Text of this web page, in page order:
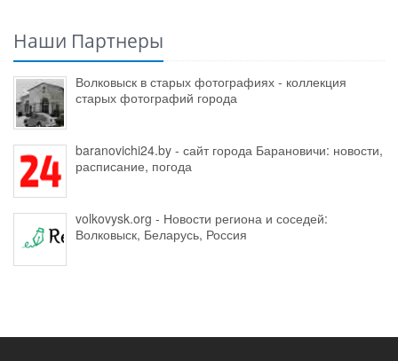
Наши Партнеры
Волковыск в старых фотографиях - коллекция
старых фотографий города
baranovichi24.by - сайт города Барановичи: новости,
расписание, погода
volkovysk.org - Новости региона и соседей:
Волковыск, Беларусь, Россия